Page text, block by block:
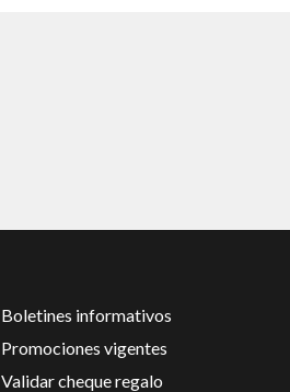
Boletines informativos
Promociones vigentes
Validar cheque regalo